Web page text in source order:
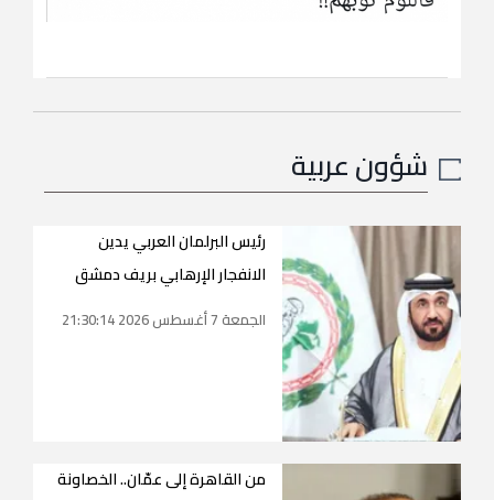
شؤون عربية
رئيس البرلمان العربي يدين
الانفجار الإرهابي بريف دمشق
الجمعة 7 أغسطس 2026 21:30:14
من القاهرة إلى عمّان.. الخصاونة